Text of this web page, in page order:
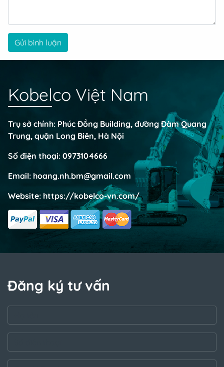
Gửi bình luận
Kobelco Việt Nam
Trụ sở chính: Phúc Đồng Building, đường Đàm Quang
Trung, quận Long Biên, Hà Nội
Số điện thoại: 0973104666
Email: hoang.nh.bm@gmail.com
Website: https://kobelco-vn.com/
Đăng ký tư vấn